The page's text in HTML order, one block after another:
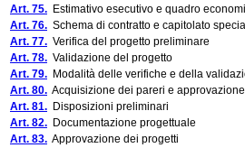
Art. 75. Estimativo esecutivo e quadro
Art. 76. Schema di contratto e capitolato
Art. 77. Verifica del progetto preliminare
Art. 78. Validazione del progetto
Art. 79. Modalità delle verifiche e della
Art. 80. Acquisizione dei pareri e
Art. 81. Disposizioni preliminari
Art. 82. Documentazione progettuale
Art. 83. Approvazione dei progetti